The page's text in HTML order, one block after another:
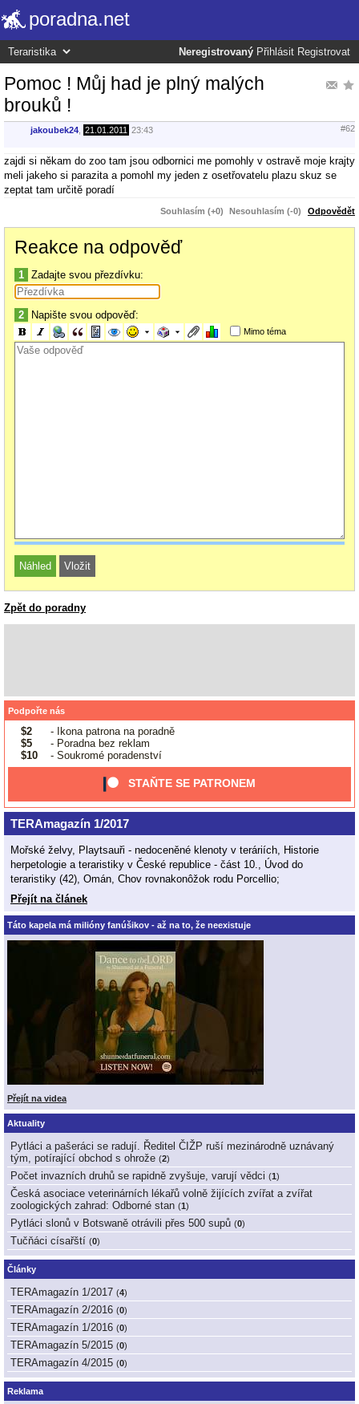
poradna.net
Neregistrovaný Přihlásit Registrovat
Pomoc ! Můj had je plný malých
brouků !
jakoubek24 21.01.2011 23:43 #62
zajdi si někam do zoo tam jsou odbornici me pomohly v ostravě moje krajty
meli jakeho si parazita a pomohl my jeden z osetřovatelu plazu skuz se
zeptat tam určitě poradí
Souhlasím (+0) Nesouhlasím (-0) Odpovědět
Reakce na odpověď
1 Zadajte svou přezdívku:
2 Napište svou odpověď:
Mimo téma
Zpět do poradny
Podpořte nás
$2
- Ikona patrona na poradně
$5
- Poradna bez reklam
$10
- Soukromé poradenství
STAŇTE SE PATRONEM
TERAmagazín 1/2017
Mořské želvy, Playtsauři - nedoceněné klenoty v teráriích, Historie
herpetologie a teraristiky v České republice - část 10., Úvod do
teraristiky (42), Omán, Chov rovnakonôžok rodu Porcellio;
Přejít na článek
Táto kapela má milióny fanúšikov - až na to, že neexistuje
Přejít na videa
Aktuality
Pytláci a pašeráci se radují. Ředitel ČIŽP ruší mezinárodně uznávaný
tým, potírající obchod s ohrože (2)
Počet invazních druhů se rapidně zvyšuje, varují vědci (1 )
Česká asociace veterinárních lékařů volně žijících zvířat a zvířat
zoologických zahrad: Odborné stan (1 )
Pytláci slonů v Botswaně otrávili přes 500 supů (0)
Tučňáci císařští (0)
Články
TERAmagazín 1/2017 (4)
TERAmagazín 2/2016 (0)
TERAmagazín 1/2016 (0)
TERAmagazín 5/2015 (0)
TERAmagazín 4/2015 (0)
Reklama